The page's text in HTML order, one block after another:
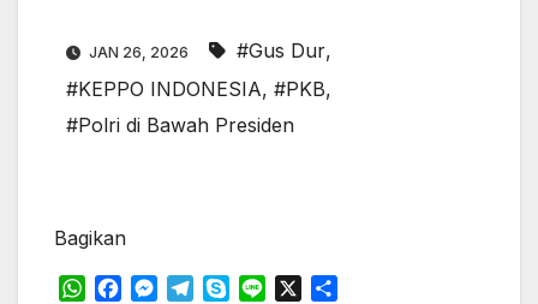
JAN 26, 2026 #Gus Dur,
#KEPPO INDONESIA, #PKB,
#Polri di Bawah Presiden
Bagikan
W
M
T
S